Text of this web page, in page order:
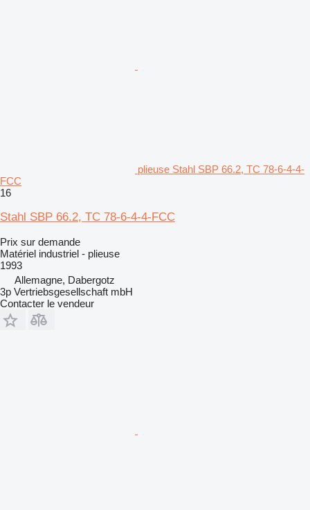
plieuse Stahl SBP 66.2, TC 78-6-4-4-
FCC
16
Stahl SBP 66.2, TC 78-6-4-4-FCC
Prix sur demande
Matériel industriel - plieuse
1993
Allemagne, Dabergotz
3p Vertriebsgesellschaft mbH
Contacter le vendeur